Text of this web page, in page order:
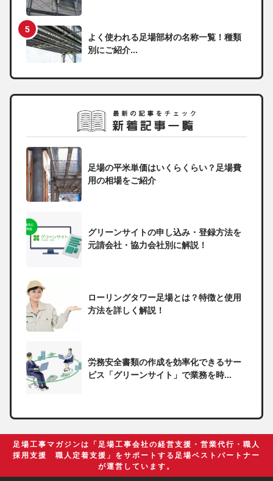
よく使われる足場部材の名称一覧！種類
別にご紹介...
足場の平米単価はいくらくらい？足場費
用の相場をご紹介
グリーンサイトの申し込み・登録方法を
元請会社・協力会社別に解説！
ローリングタワー足場とは？特徴と使用
方法を詳しく解説！
労務安全書類の作成を効率化できるサー
ビス「グリーンサイト」で業務を時...
届いたらどうしたらいい？
足場工事マガジンは「足場工事会社の経営支援・営業代行・職人
採用支援 職人定着支援」をサポートする足場ベストパートナー
が運営しています。